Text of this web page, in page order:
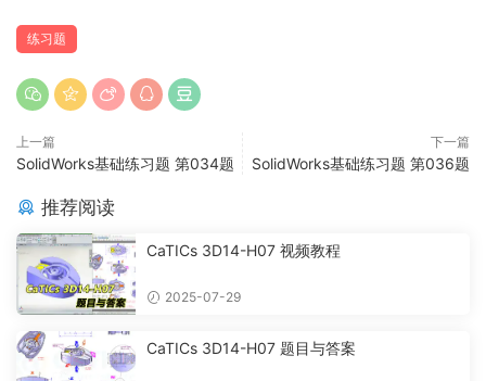
练习题
上一篇
SolidWorks基础练习题 第034题
下一篇
SolidWorks基础练习题 第036题
推荐阅读
CaTICs 3D14-H07 视频教程
2025-07-29
CaTICs 3D14-H07 题目与答案